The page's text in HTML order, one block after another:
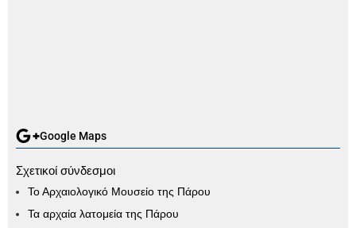
Google Maps
Σχετικοί σύνδεσμοι
Το Αρχαιολογικό Μουσείο της Πάρου
Τα αρχαία λατομεία της Πάρου